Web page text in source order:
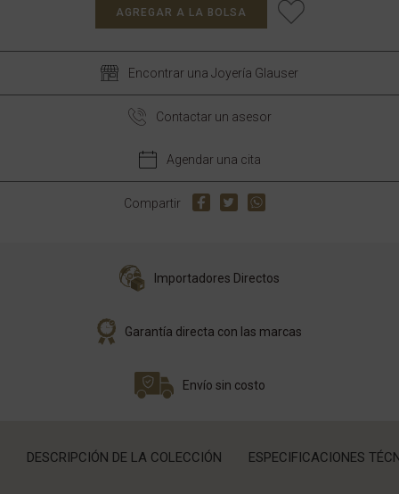
AGREGAR A LA BOLSA
Encontrar una Joyería Glauser
Contactar un asesor
Agendar una cita
Compartir
Importadores Directos
Garantía directa con las marcas
Envío sin costo
DESCRIPCIÓN DE LA COLECCIÓN ESPECIFICACIONES